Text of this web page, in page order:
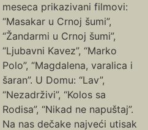
meseca prikazivani filmovi:
“Masakar u Crnoj šumi”,
“Žandarmi u Crnoj šumi”,
“Ljubavni Kavez”, “Marko
Polo”, “Magdalena, varalica i
šaran”. U Domu: “Lav”,
“Nezadrživi”, “Kolos sa
Rodisa”, “Nikad ne napuštaj”.
Na nas dečake najveći utisak